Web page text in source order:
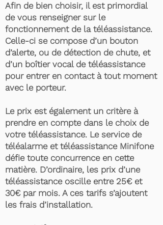
Afin de bien choisir, il est primordial
de vous renseigner sur le
fonctionnement de la téléassistance.
Celle-ci se compose d’un bouton
d’alerte, ou de détection de chute, et
d’un boîtier vocal de téléassistance
pour entrer en contact à tout moment
avec le porteur.
Le prix est également un critère à
prendre en compte dans le choix de
votre téléassistance. Le service de
téléalarme et téléassistance Minifone
défie toute concurrence en cette
matière. D’ordinaire, les prix d’une
téléassistance oscille entre 25€ et
30€ par mois. A ces tarifs s’ajoutent
les frais d’installation.